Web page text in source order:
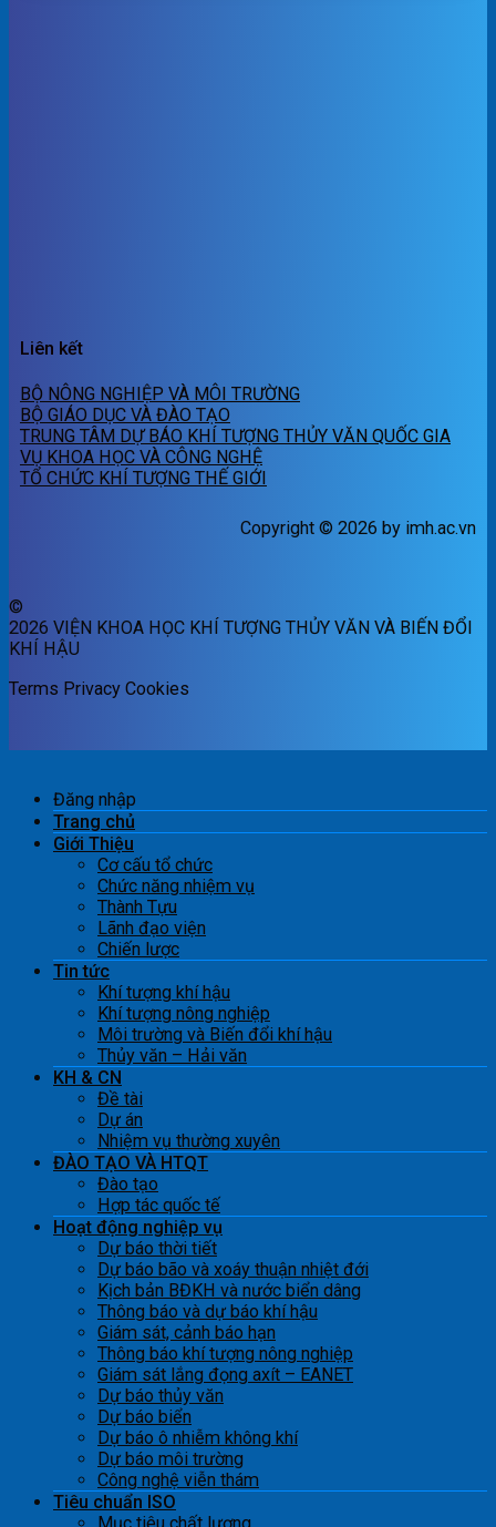
Liên kết
BỘ NÔNG NGHIỆP VÀ MÔI TRƯỜNG
BỘ GIÁO DỤC VÀ ĐÀO TẠO
TRUNG TÂM DỰ BÁO KHÍ TƯỢNG THỦY VĂN QUỐC GIA
VỤ KHOA HỌC VÀ CÔNG NGHỆ
TỔ CHỨC KHÍ TƯỢNG THẾ GIỚI
Copyright © 2026 by imh.ac.vn
©
2026 VIỆN KHOA HỌC KHÍ TƯỢNG THỦY VĂN VÀ BIẾN ĐỔI
KHÍ HẬU
Terms Privacy Cookies
Đăng nhập
Trang chủ
Giới Thiệu
Cơ cấu tổ chức
Chức năng nhiệm vụ
Thành Tựu
Lãnh đạo viện
Chiến lược
Tin tức
Khí tượng khí hậu
Khí tượng nông nghiệp
Môi trường và Biến đổi khí hậu
Thủy văn – Hải văn
KH & CN
Đề tài
Dự án
Nhiệm vụ thường xuyên
ĐÀO TẠO VÀ HTQT
Đào tạo
Hợp tác quốc tế
Hoạt động nghiệp vụ
Dự báo thời tiết
Dự báo bão và xoáy thuận nhiệt đới
Kịch bản BĐKH và nước biển dâng
Thông báo và dự báo khí hậu
Giám sát, cảnh báo hạn
Thông báo khí tượng nông nghiệp
Giám sát lắng đọng axít – EANET
Dự báo thủy văn
Dự báo biển
Dự báo ô nhiễm không khí
Dự báo môi trường
Công nghệ viễn thám
Tiêu chuẩn ISO